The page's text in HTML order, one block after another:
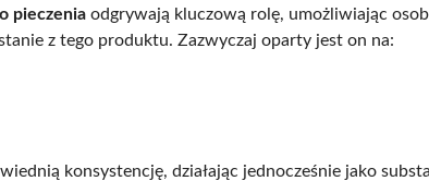
pieczenia odgrywają kluczową rolę, umożliwiając
z tego produktu. Zazwyczaj oparty jest on na:
konsystencję, działając jednocześnie jako